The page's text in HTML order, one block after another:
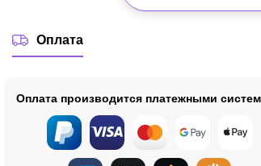
Оплата
Оплата производится платежными